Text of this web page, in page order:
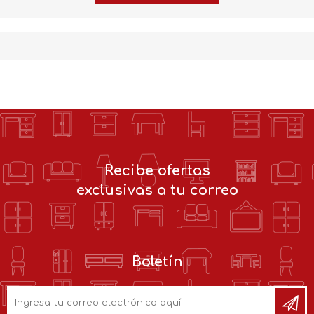
Recibe ofertas
exclusivas a tu correo
Boletín